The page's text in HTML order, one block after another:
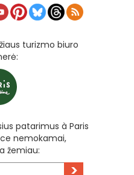
turizmo biuro
patarimus à Paris
nemokamai,
žemiau:
>